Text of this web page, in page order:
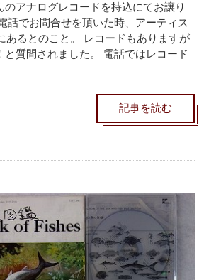
のアナログレコードを持込にてお譲り
話でお問合せを頂いた時、アーティス
あるとのこと。 レコードもありますが
と質問されました。 電話ではレコード
記事を読む